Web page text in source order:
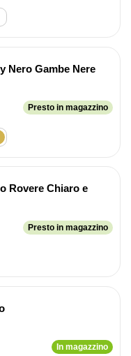
Nero Gambe Nere
Presto in magazzino
Rovere Chiaro e
Presto in magazzino
In magazzino